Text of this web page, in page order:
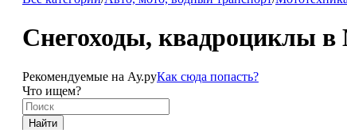
Снегоходы, квадроциклы в
Рекомендуемые на Ау.руКак сюда попасть?
Что ищем?
Найти